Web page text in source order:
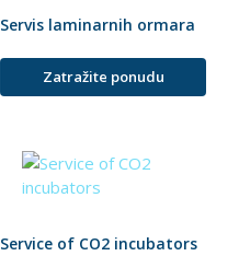
Servis laminarnih ormara
Zatražite ponudu
Service of CO2 incubators